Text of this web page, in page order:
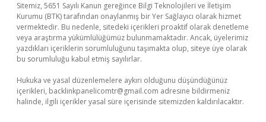
Sitemiz, 5651 Sayılı Kanun gereğince Bilgi Teknolojileri ve İletişim
Kurumu (BTK) tarafından onaylanmış bir Yer Sağlayıcı olarak hizmet
vermektedir. Bu nedenle, sitedeki içerikleri proaktif olarak denetleme
veya araştırma yükümlülüğümüz bulunmamaktadır. Ancak, üyelerimiz
yazdıkları içeriklerin sorumluluğunu taşımakta olup, siteye üye olarak
bu sorumluluğu kabul etmiş sayılırlar.
Hukuka ve yasal düzenlemelere aykırı olduğunu düşündüğünüz
içerikleri, backlinkpanelicomtr@gmail.com adresine bildirmeniz
halinde, ilgili içerikler yasal süre içerisinde sitemizden kaldırılacaktır.